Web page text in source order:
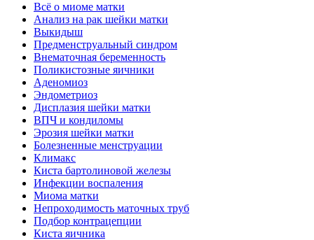
Всё о миоме матки
Анализ на рак шейки матки
Выкидыш
Предменструальный синдром
Внематочная беременность
Поликистозные яичники
Аденомиоз
Эндометриоз
Дисплазия шейки матки
ВПЧ и кондиломы
Эрозия шейки матки
Болезненные менструации
Климакс
Киста бартолиновой железы
Инфекции воспаления
Миома матки
Непроходимость маточных труб
Подбор контрацепции
Киста яичника